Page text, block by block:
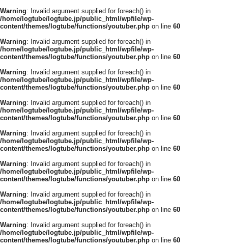
Warning: Invalid argument supplied for foreach() in
/home/logtube/logtube.jp/public_html/wpfile/wp-
content/themes/logtube/functions/youtuber.php on line 60
Warning: Invalid argument supplied for foreach() in
/home/logtube/logtube.jp/public_html/wpfile/wp-
content/themes/logtube/functions/youtuber.php on line 60
Warning: Invalid argument supplied for foreach() in
/home/logtube/logtube.jp/public_html/wpfile/wp-
content/themes/logtube/functions/youtuber.php on line 60
Warning: Invalid argument supplied for foreach() in
/home/logtube/logtube.jp/public_html/wpfile/wp-
content/themes/logtube/functions/youtuber.php on line 60
Warning: Invalid argument supplied for foreach() in
/home/logtube/logtube.jp/public_html/wpfile/wp-
content/themes/logtube/functions/youtuber.php on line 60
Warning: Invalid argument supplied for foreach() in
/home/logtube/logtube.jp/public_html/wpfile/wp-
content/themes/logtube/functions/youtuber.php on line 60
Warning: Invalid argument supplied for foreach() in
/home/logtube/logtube.jp/public_html/wpfile/wp-
content/themes/logtube/functions/youtuber.php on line 60
Warning: Invalid argument supplied for foreach() in
/home/logtube/logtube.jp/public_html/wpfile/wp-
content/themes/logtube/functions/youtuber.php on line 60